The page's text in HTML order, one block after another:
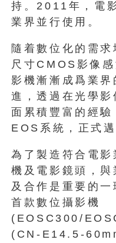
持。2011年，電
業界並行使用。
隨着數位化的需
尺寸CMOS影像
影機漸漸成爲業
進，透過在光學
面累積豐富的經
EOS系統，正式邁
為了製造符合電
機及電影鏡頭，
及合作是重要的
首款數位攝影機
(EOSC300/
(CN-E14.5-